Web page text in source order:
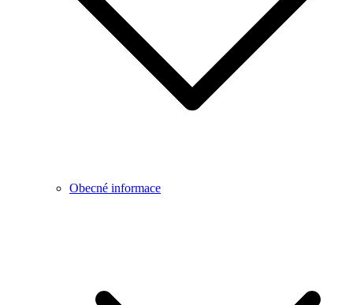
Obecné informace